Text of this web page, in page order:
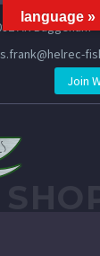
AR Buggenum
s.frank@helrec-
Join
language »